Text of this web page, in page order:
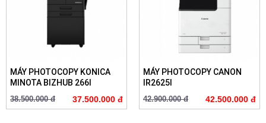
MÁY PHOTOCOPY KONICA
MINOTA BIZHUB 266I
38.500.000 đ 37.500.000 đ
MÁY PHOTOCOPY CANON
IR2625I
42.900.000 đ 42.500.000 đ